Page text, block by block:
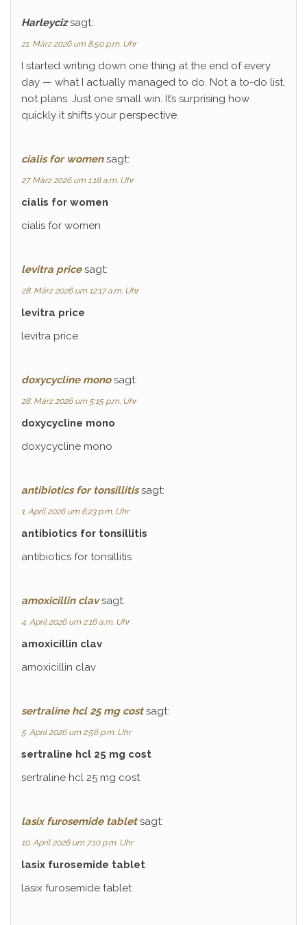
Harleyciz sagt:
21. März 2026 um 8:50 p.m. Uhr
I started writing down one thing at the end of every
day — what I actually managed to do. Not a to-do list,
not plans. Just one small win. It’s surprising how
quickly it shifts your perspective.
cialis for women sagt:
27. März 2026 um 1:18 a.m. Uhr
cialis for women
cialis for women
levitra price sagt:
28. März 2026 um 12:17 a.m. Uhr
levitra price
levitra price
doxycycline mono sagt:
28. März 2026 um 5:15 p.m. Uhr
doxycycline mono
doxycycline mono
antibiotics for tonsillitis sagt:
1. April 2026 um 6:23 p.m. Uhr
antibiotics for tonsillitis
antibiotics for tonsillitis
amoxicillin clav sagt:
4. April 2026 um 2:16 a.m. Uhr
amoxicillin clav
amoxicillin clav
sertraline hcl 25 mg cost sagt:
5. April 2026 um 2:56 p.m. Uhr
sertraline hcl 25 mg cost
sertraline hcl 25 mg cost
lasix furosemide tablet sagt:
10. April 2026 um 7:10 p.m. Uhr
lasix furosemide tablet
lasix furosemide tablet